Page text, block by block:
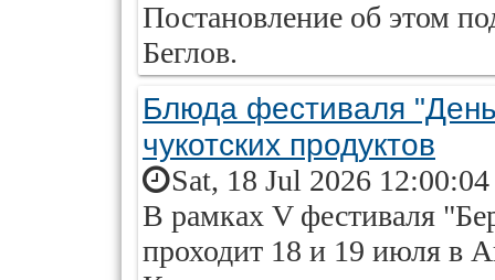
Постановление об этом
Беглов.
Блюда фестиваля
чукотских продуктов
Sat, 18 Jul 2026
В рамках V фестиваля
проходит 18 и 19 июля в